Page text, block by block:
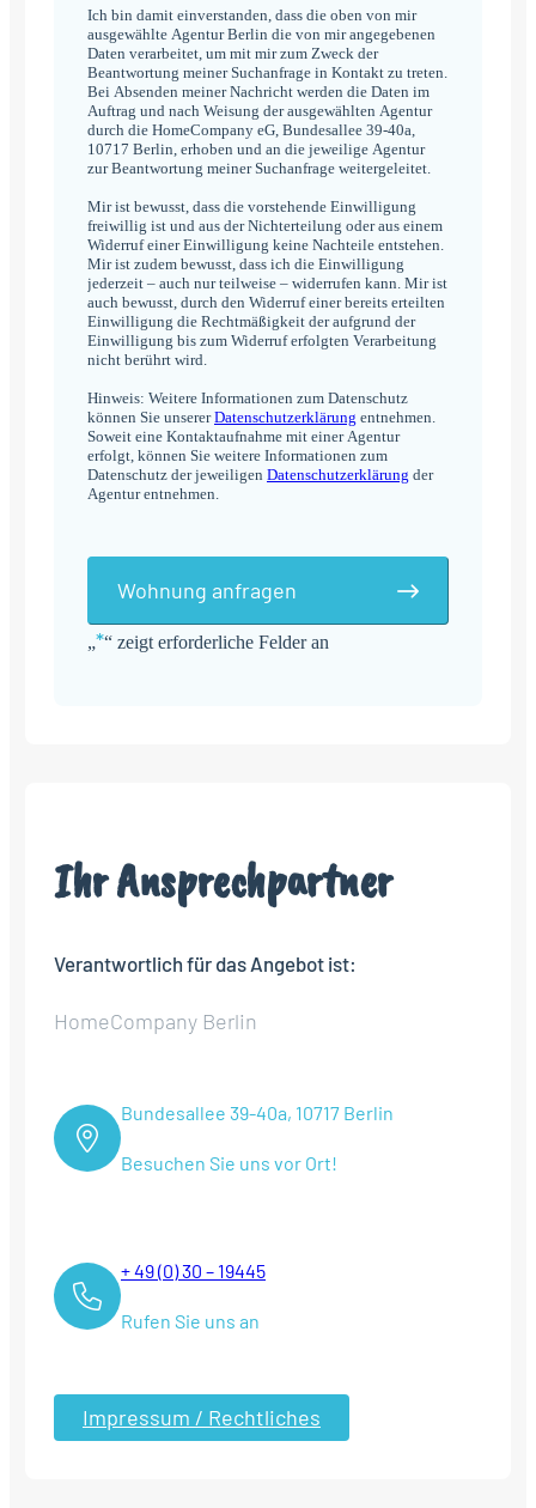
„*“ zeigt erforderliche Felder an
Ich bin damit einverstanden, dass die oben von mir
ausgewählte Agentur Berlin die von mir angegebenen
Daten verarbeitet, um mit mir zum Zweck der
Beantwortung meiner Suchanfrage in Kontakt zu treten.
Bei Absenden meiner Nachricht werden die Daten im
Auftrag und nach Weisung der ausgewählten Agentur
durch die HomeCompany eG, Bundesallee 39-40a,
10717 Berlin, erhoben und an die jeweilige Agentur
zur Beantwortung meiner Suchanfrage weitergeleitet.
Mir ist bewusst, dass die vorstehende Einwilligung
freiwillig ist und aus der Nichterteilung oder aus einem
Widerruf einer Einwilligung keine Nachteile entstehen.
Mir ist zudem bewusst, dass ich die Einwilligung
jederzeit – auch nur teilweise – widerrufen kann. Mir ist
auch bewusst, durch den Widerruf einer bereits erteilten
Einwilligung die Rechtmäßigkeit der aufgrund der
Einwilligung bis zum Widerruf erfolgten Verarbeitung
nicht berührt wird.
Hinweis: Weitere Informationen zum Datenschutz
können Sie unsererDatenschutzerklärung entnehmen.
Soweit eine Kontaktaufnahme mit einer Agentur
erfolgt, können Sie weitere Informationen zum
Datenschutz der jeweiligen Datenschutzerklärung der
Agentur entnehmen.
Wohnung anfragen
Ihr Ansprechpartner
Verantwortlich für das Angebot ist:
HomeCompany Berlin
Bundesallee 39-40a, 10717 Berlin
Besuchen Sie uns vor Ort!
+ 49 (0) 30 – 19445
Rufen Sie uns an
Impressum / Rechtliches